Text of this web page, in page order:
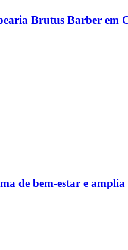
Brutus Barber em
de bem-estar e amplia